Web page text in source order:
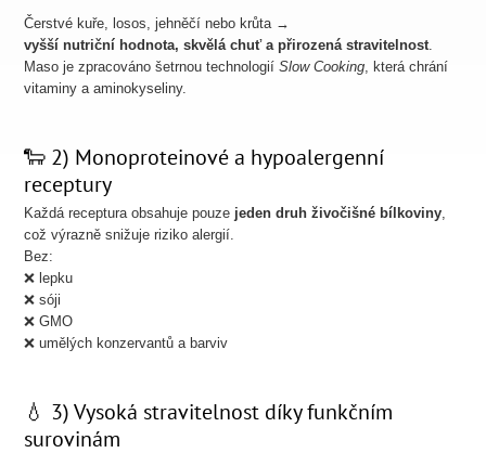
Čerstvé kuře, losos, jehněčí nebo krůta →
vyšší nutriční hodnota, skvělá chuť a přirozená stravitelnost.
Maso je zpracováno šetrnou technologiíSlow Cooking, která chrání
vitaminy a aminokyseliny.
🐑 2) Monoproteinové a hypoalergenní
receptury
Každá receptura obsahuje pouze jeden druh živočišné bílkoviny,
což výrazně snižuje riziko alergií.
Bez:
❌ lepku
❌ sóji
❌ GMO
❌ umělých konzervantů a barviv
💧 3) Vysoká stravitelnost díky funkčním
surovinám